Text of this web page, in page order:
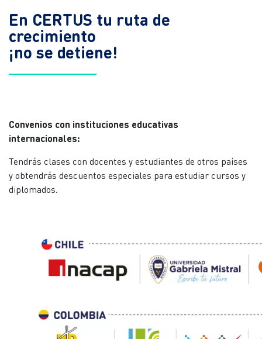
En CERTUS tu ruta de
crecimiento
¡no se detiene!
Convenios con instituciones educativas
internacionales:
Tendrás clases con docentes y estudiantes de otros países
y obtendrás descuentos especiales para estudiar cursos y
diplomados.